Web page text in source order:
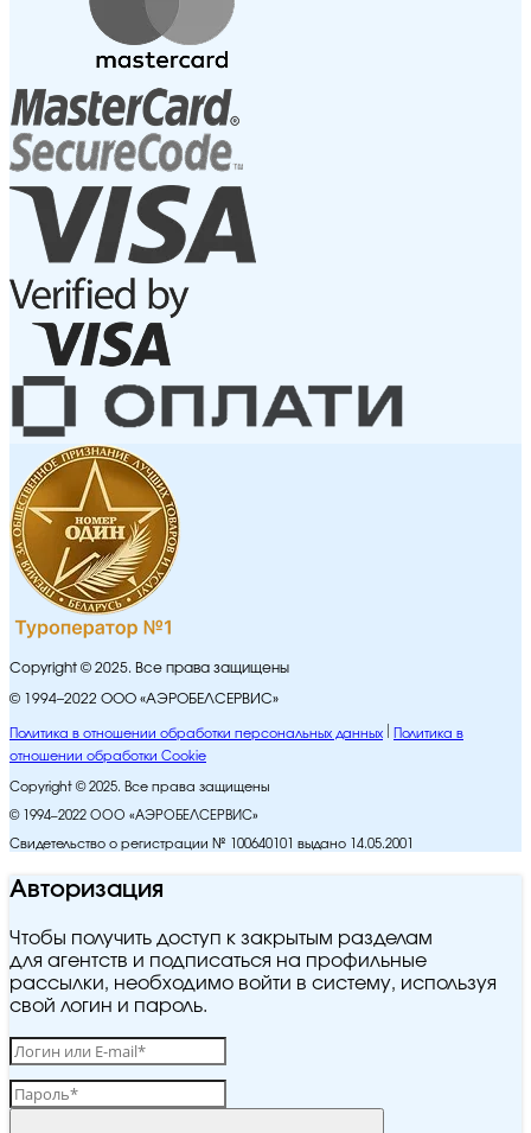
Copyright © 2025. Все права защищены
© 1994–2022 ООО «АЭРОБЕЛСЕРВИС»
Политика в отношении обработки персональных данных
Политика в
отношении обработки Cookie
Copyright © 2025. Все права защищены
© 1994–2022 ООО «АЭРОБЕЛСЕРВИС»
Свидетельство о регистрации № 100640101 выдано 14.05.2001
Авторизация
Чтобы получить доступ к закрытым разделам
для агентств и подписаться на профильные
рассылки, необходимо войти в систему, используя
свой логин и пароль.